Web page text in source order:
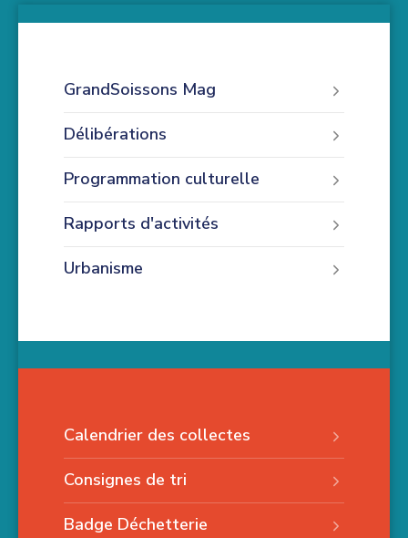
GrandSoissons Mag
Délibérations
Programmation culturelle
Rapports d'activités
Urbanisme
Calendrier des collectes
Consignes de tri
Badge Déchetterie